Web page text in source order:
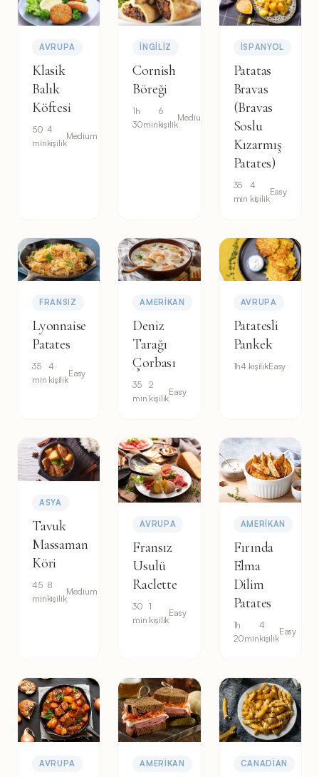
AVRUPA
Klasik
Balık
Köftesi
50
min
4
kişilik
Medium
İNGILIZ
Cornish
Böreği
1h
30min
6
kişilik
Medium
İSPANYOL
Patatas
Bravas
(Bravas
Soslu
Kızarmış
Patates)
35
min
4
kişilik
Easy
FRANSIZ
Lyonnaise
Patates
35
min
4
kişilik
Easy
AMERIKAN
Deniz
Tarağı
Çorbası
35
min
2
kişilik
Easy
AVRUPA
Patatesli
Pankek
1h4 kişilikEasy
ASYA
Tavuk
Massaman
Köri
45
min
8
kişilik
Medium
AVRUPA
Fransız
Usulü
Raclette
30
min
1
kişilik
Easy
AMERIKAN
Fırında
Elma
Dilim
Patates
1h
20min
4
kişilik
Easy
AVRUPA AMERIKAN CANADIAN